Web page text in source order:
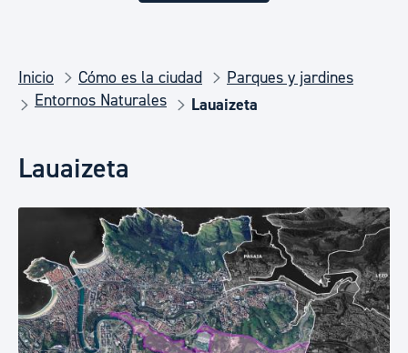
Inicio Cómo es la ciudad
Parques y jardines
Entornos Naturales
Lauaizeta
Lauaizeta